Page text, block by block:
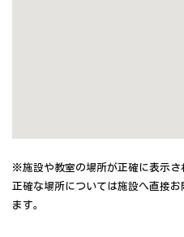
※施設や教室の場所が正確に表示さ
正確な場所については施設へ直接
ます。